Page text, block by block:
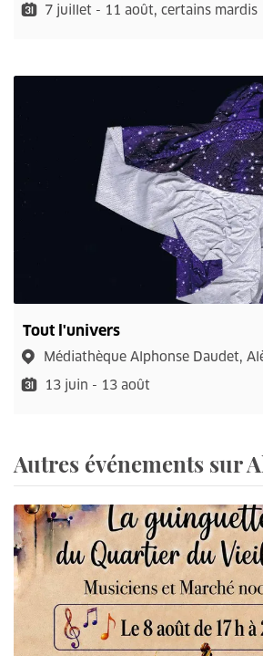
7 juillet - 11 août, certains mardis
Tout l'univers
Médiathèque Alphonse Daudet,
13 juin - 13 août
Autres événements sur